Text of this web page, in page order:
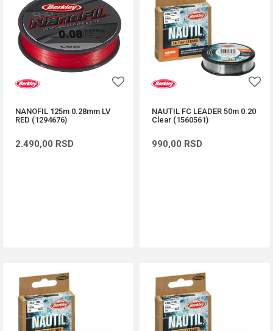
NANOFIL 125m 0.28mm LV
RED (1294676)
2.490,00 RSD
NAUTIL FC LEADER 50m 0.20
Clear (1560561)
990,00 RSD